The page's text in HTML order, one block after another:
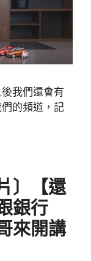
我們還會有
的頻道，記
〕【還
銀行
來開講